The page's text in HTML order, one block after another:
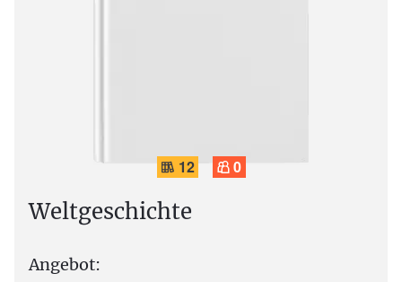
12 0
Weltgeschichte
Angebot: